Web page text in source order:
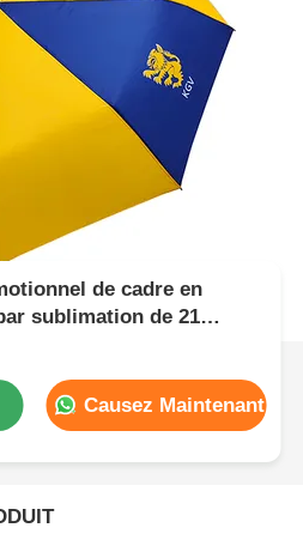
de cadre en
sublimation de 21
de fonds de charité
Causez Maintenant